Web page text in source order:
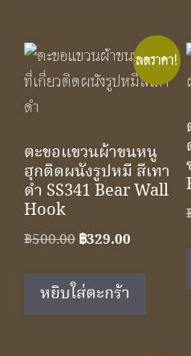
ลดราคา!
ตะขอแขวนผ้าขนหนู
ฮุกติดผนังรูปหมี สีเทา
ดำ SS341 Bear Wall
Hook
฿500.00Original
was:
฿500.00.
฿329.00
หยิบใส่ตะกร้า